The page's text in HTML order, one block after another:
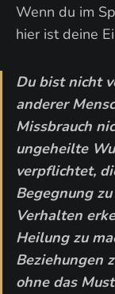
Wenn du im
hier ist deine
Du bist nicht
anderer
Missbrauch
ungeheilte
verpflichtet,
Begegnung
Verhalten
Heilung zu
Beziehungen
ohne das